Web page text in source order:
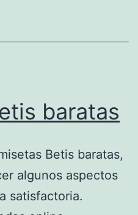
baratas
Betis baratas,
algunos aspectos
satisfactoria.